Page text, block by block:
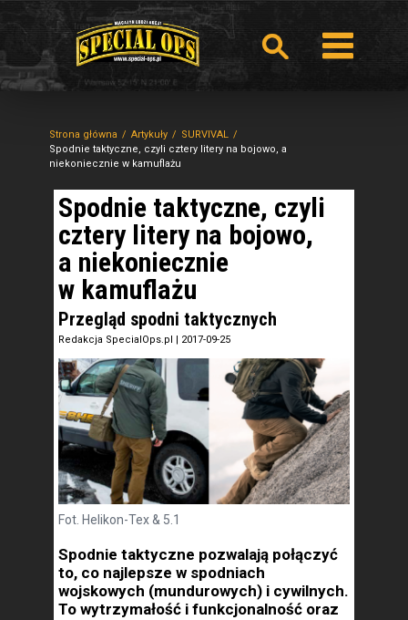
Strona główna Artykuły
SURVIVAL
Spodnie taktyczne, czyli cztery litery na bojowo, a
niekoniecznie w kamuflażu
Spodnie taktyczne, czyli
cztery litery na bojowo,
a niekoniecznie
w kamuflażu
Przegląd spodni taktycznych
Redakcja SpecialOps.pl | 2017-09-25
Fot. Helikon-Tex & 5.1
Spodnie taktyczne pozwalają połączyć
to, co najlepsze w spodniach
wojskowych (mundurowych) i cywilnych.
To wytrzymałość i funkcjonalność oraz